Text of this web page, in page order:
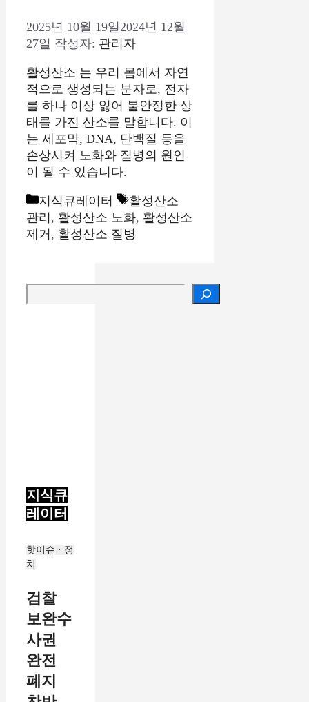
2025년 10월 19일 2024년 12월
27일 작성자: 관리자
활성산소 는 우리 몸에서 자연
적으로 생성되는 분자로, 전자
를 하나 이상 잃어 불안정한 상
태를 가진 산소를 말합니다. 이
는 세포막, DNA, 단백질 등을
손상시켜 노화와 질병의 원인
이 될 수 있습니다.
카
테
고
지식큐레이터
태
그
활성산소
관리 , 활성산소 노화, 활성산소
제거 , 활성산소 질병
지식큐
레이터
핫이슈 · 정
치
검찰
보완수
사권
완전
폐지